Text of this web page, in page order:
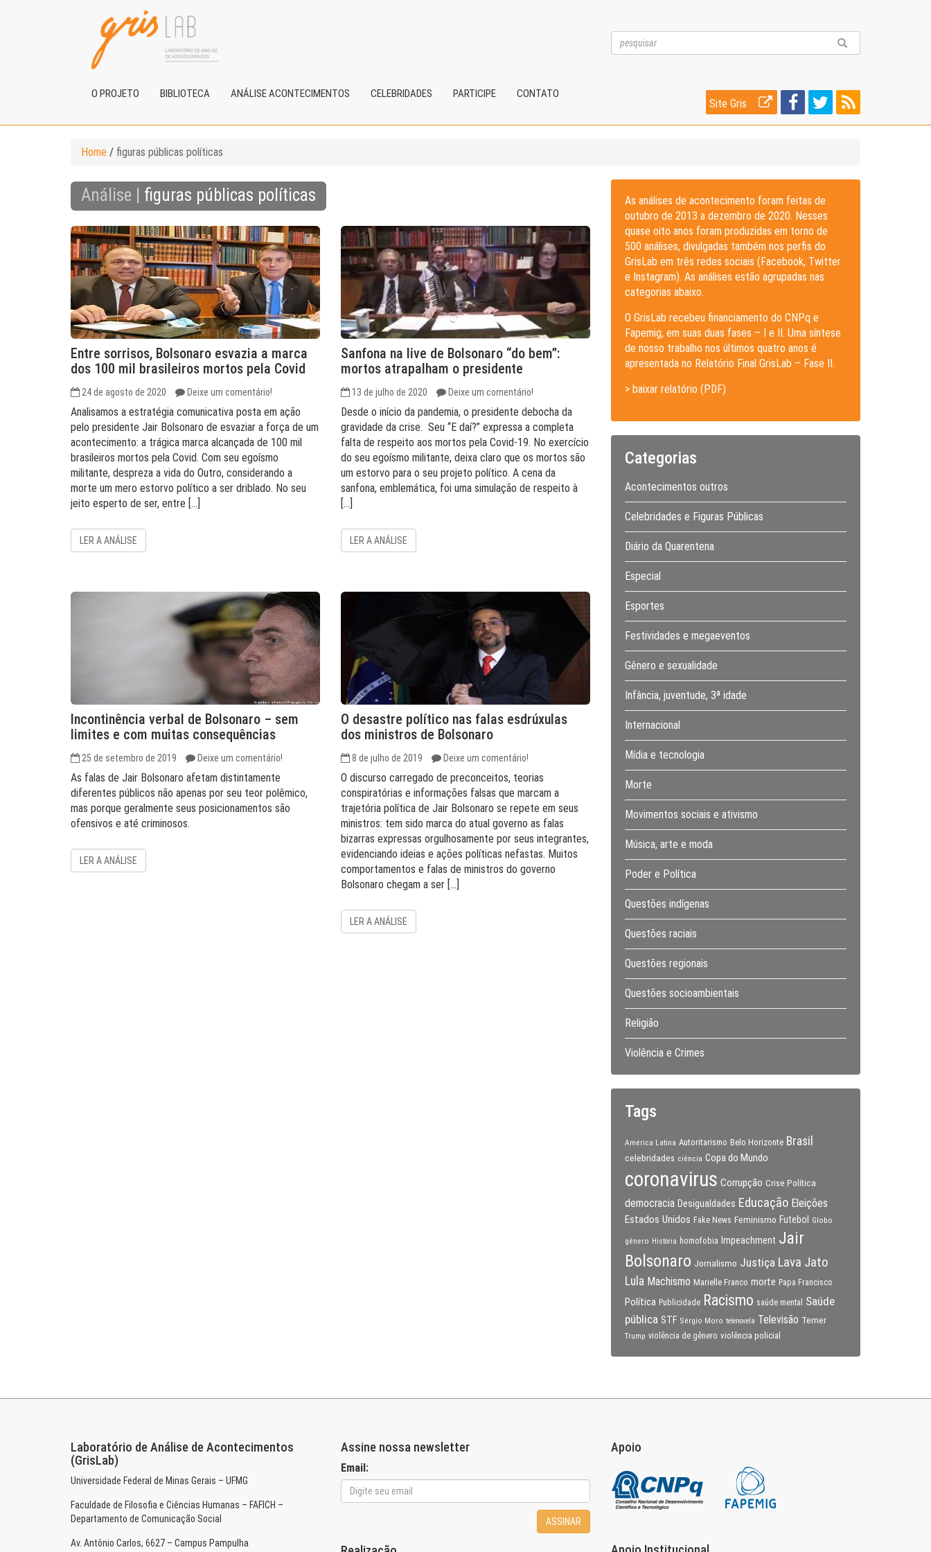
O PROJETO BIBLIOTECA ANÁLISE ACONTECIMENTOS CELEBRIDADES PARTICIPE CONTATO
Site Gris
Home / figuras públicas políticas
Análise | figuras públicas políticas
Entre sorrisos, Bolsonaro esvazia a marca
dos 100 mil brasileiros mortos pela Covid
24 de agosto de 2020 Deixe um comentário!
Analisamos a estratégia comunicativa posta em ação
pelo presidente Jair Bolsonaro de esvaziar a força de um
acontecimento: a trágica marca alcançada de 100 mil
brasileiros mortos pela Covid. Com seu egoísmo
militante, despreza a vida do Outro, considerando a
morte um mero estorvo político a ser driblado. No seu
jeito esperto de ser, entre […]
LER A ANÁLISE
Sanfona na live de Bolsonaro “do bem”:
mortos atrapalham o presidente
13 de julho de 2020 Deixe um comentário!
Desde o início da pandemia, o presidente debocha da
gravidade da crise. Seu “E daí?” expressa a completa
falta de respeito aos mortos pela Covid-19. No exercício
do seu egoísmo militante, deixa claro que os mortos são
um estorvo para o seu projeto político. A cena da
sanfona, emblemática, foi uma simulação de respeito à
[…]
LER A ANÁLISE
Incontinência verbal de Bolsonaro – sem
limites e com muitas consequências
25 de setembro de 2019 Deixe um comentário!
As falas de Jair Bolsonaro afetam distintamente
diferentes públicos não apenas por seu teor polêmico,
mas porque geralmente seus posicionamentos são
ofensivos e até criminosos.
LER A ANÁLISE
O desastre político nas falas esdrúxulas
dos ministros de Bolsonaro
8 de julho de 2019 Deixe um comentário!
O discurso carregado de preconceitos, teorias
conspiratórias e informações falsas que marcam a
trajetória política de Jair Bolsonaro se repete em seus
ministros: tem sido marca do atual governo as falas
bizarras expressas orgulhosamente por seus integrantes,
evidenciando ideias e ações políticas nefastas. Muitos
comportamentos e falas de ministros do governo
Bolsonaro chegam a ser […]
LER A ANÁLISE
As análises de acontecimento foram feitas de
outubro de 2013 a dezembro de 2020. Nesses
quase oito anos foram produzidas em torno de
500 análises, divulgadas também nos perfis do
GrisLab em três redes sociais (Facebook, Twitter
e Instagram). As análises estão agrupadas nas
categorias abaixo.
O GrisLab recebeu financiamento do CNPq e
Fapemig, em suas duas fases – I e II. Uma síntese
de nosso trabalho nos últimos quatro anos é
apresentada no Relatório Final GrisLab – Fase II.
> baixar relatório (PDF)
Categorias
Acontecimentos outros
Celebridades e Figuras Públicas
Diário da Quarentena
Especial
Esportes
Festividades e megaeventos
Gênero e sexualidade
Infância, juventude, 3ª idade
Internacional
Mídia e tecnologia
Morte
Movimentos sociais e ativismo
Música, arte e moda
Poder e Política
Questões indígenas
Questões raciais
Questões regionais
Questões socioambientais
Religião
Violência e Crimes
Tags
América Latina Autoritarismo Belo Horizonte Brasil
celebridades ciência Copa do Mundo
coronavirus Corrupção Crise Política
democracia Desigualdades Educação Eleições
Estados Unidos Fake News Feminismo Futebol Globo
gênero História homofobia Impeachment Jair
Bolsonaro Jornalismo Justiça Lava Jato
Lula Machismo Marielle Franco morte Papa Francisco
Política Publicidade Racismo saúde mental
Saúde
pública STF Sérgio Moro telenovela Televisão Temer
Trump violência de gênero violência policial
Laboratório de Análise de Acontecimentos
(GrisLab)
Universidade Federal de Minas Gerais – UFMG
Faculdade de Filosofia e Ciências Humanas – FAFICH –
Departamento de Comunicação Social
Av. Antônio Carlos, 6627 – Campus Pampulha
Assine nossa newsletter
Email:
ASSINAR
Apoio